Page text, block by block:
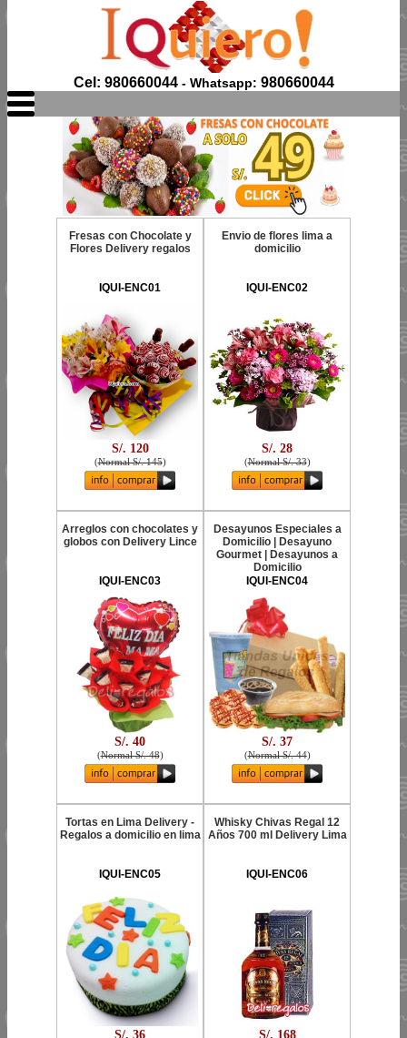
Cel: 980660044- Whatsapp: 980660044
Fresas con Chocolate y
Flores Delivery regalos
IQUI-ENC01
S/. 120
(Normal S/. 145)
Envio de flores lima a
domicilio
IQUI-ENC02
S/. 28
(Normal S/. 33)
Arreglos con chocolates y
globos con Delivery Lince
IQUI-ENC03
S/. 40
(Normal S/. 48)
Desayunos Especiales a
Domicilio | Desayuno
Gourmet | Desayunos a
Domicilio
IQUI-ENC04
S/. 37
(Normal S/. 44)
Tortas en Lima Delivery -
Regalos a domicilio en lima
IQUI-ENC05
S/. 36
Whisky Chivas Regal 12
Años 700 ml Delivery Lima
IQUI-ENC06
S/. 168